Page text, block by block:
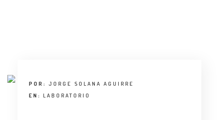
POR: JORGE SOLANA AGUIRRE
EN: LABORATORIO